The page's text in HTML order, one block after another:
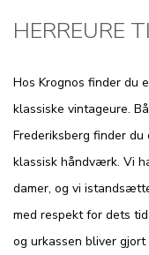
HERREURE
Hos Krognos finder du
klassiske vintageure.
Frederiksberg finder du
klassisk håndværk. Vi
damer, og vi
med respekt for dets
og urkassen bliver